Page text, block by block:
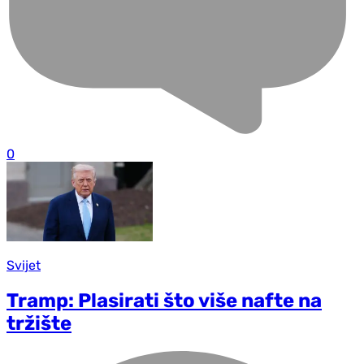
0
Svijet
Tramp: Plasirati što više nafte na
tržište